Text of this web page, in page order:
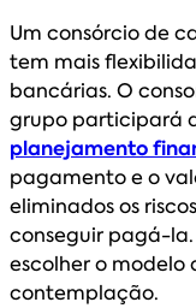
Um consórcio de
tem mais
bancárias. O
grupo participará
planejamento
pagamento e o
eliminados os
conseguir pagá-
escolher o modelo
contemplação.